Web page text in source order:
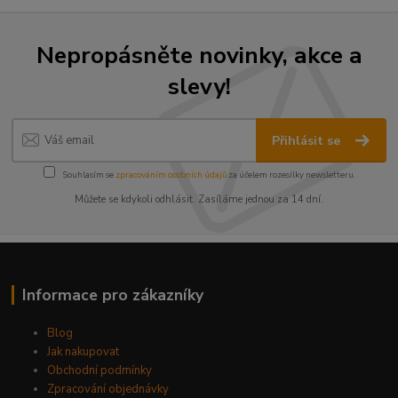
Nepropásněte novinky, akce a
slevy!
Přihlásit se
Souhlasím se zpracováním osobních údajůza účelem rozesílky newsletteru.
Můžete se kdykoli odhlásit. Zasíláme jednou za 14 dní.
Informace pro zákazníky
Blog
Jak nakupovat
Obchodní podmínky
Zpracování objednávky